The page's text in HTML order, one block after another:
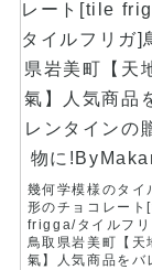
幾何学模様のタイ
形のチョコレー
frigga/タイルフリ
鳥取県岩美町【天
氣】人気商品をバ